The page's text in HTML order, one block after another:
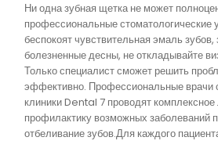
Ни одна зубная щетка не может
профессиональные стоматологические
беспокоят чувствительная эмаль
болезненные десны, не откладывайте
Только специалист сможет решить
эффективно. Профессиональные врачи
клиники Dental 7 проводят комплексное
профилактику возможных заболеваний
отбеливание зубов.Для каждого